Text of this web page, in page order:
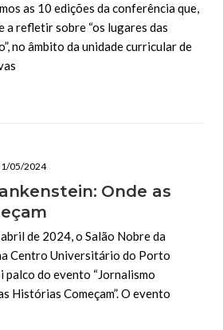
as 10 edições da conferência que,
a refletir sobre “os lugares das
no âmbito da unidade curricular de
05/2024
Onde as
de 2024, o Salão Nobre da
Centro Universitário do Porto
palco do evento “Jornalismo
Histórias Começam”. O evento